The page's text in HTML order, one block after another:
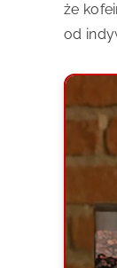
że
od